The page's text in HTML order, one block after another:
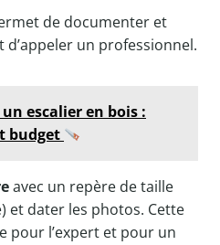
de documenter et
un professionnel.
escalier en bois :
budget
avec un repère de taille
et dater les photos. Cette
pour l’expert et pour un